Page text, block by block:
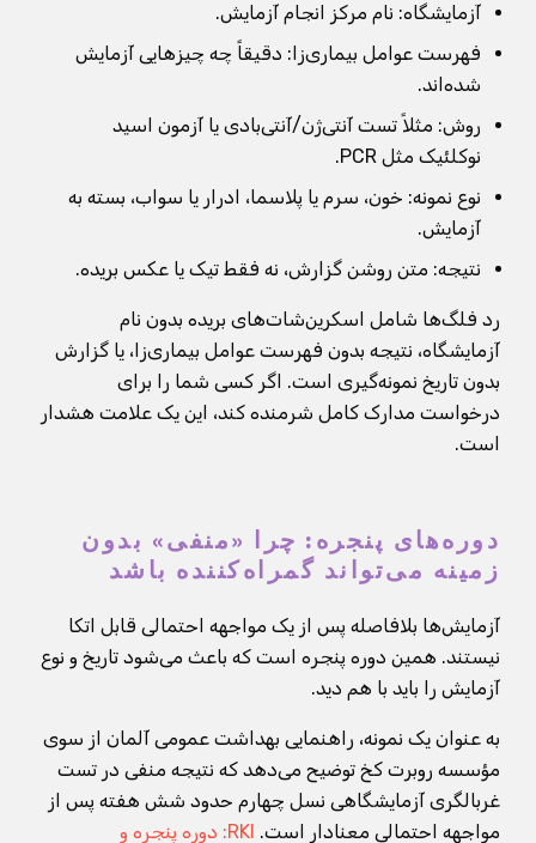
آزمایشگاه: نام مرکز انجام آزمایش.
فهرست عوامل بیماری‌زا: دقیقاً چه چیزهایی آزمایش
شده‌اند.
روش: مثلاً تست آنتی‌ژن/آنتی‌بادی یا آزمون اسید
نوکلئیک مثل PCR.
نوع نمونه: خون، سرم یا پلاسما، ادرار یا سواب، بسته به
آزمایش.
نتیجه: متن روشن گزارش، نه فقط تیک یا عکس بریده.
رد فلگ‌ها شامل اسکرین‌شات‌های بریده بدون نام
آزمایشگاه، نتیجه بدون فهرست عوامل بیماری‌زا، یا گزارش
بدون تاریخ نمونه‌گیری است. اگر کسی شما را برای
درخواست مدارک کامل شرمنده کند، این یک علامت هشدار
است.
دوره‌های پنجره: چرا «منفی» بدون
زمینه می‌تواند گمراه‌کننده باشد
آزمایش‌ها بلافاصله پس از یک مواجهه احتمالی قابل اتکا
نیستند. همین دوره پنجره است که باعث می‌شود تاریخ و نوع
آزمایش را باید با هم دید.
به عنوان یک نمونه، راهنمایی بهداشت عمومی آلمان از سوی
مؤسسه روبرت کخ توضیح می‌دهد که نتیجه منفی در تست
غربالگری آزمایشگاهی نسل چهارم حدود شش هفته پس از
مواجهه احتمالی معنادار است.
RKI: دوره پنجره و